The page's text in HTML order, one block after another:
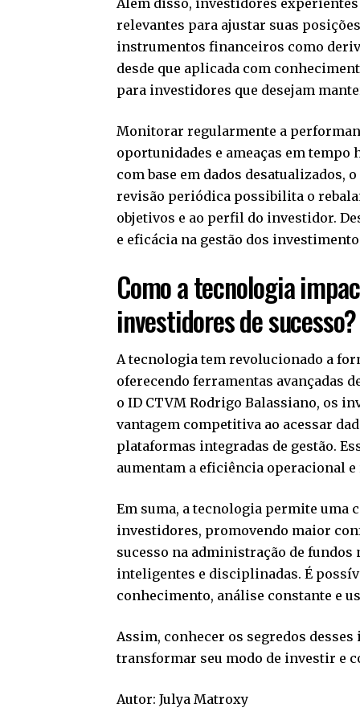
relevantes para ajustar suas
instrumentos financeiros como
desde que aplicada com
para investidores que desejam
Monitorar regularmente a
oportunidades e ameaças em tempo
com base em dados desatualizados,
revisão periódica possibilita o
objetivos e ao perfil do investidor.
e eficácia na gestão dos
Como a tecnologia
investidores de sucesso?
A tecnologia tem revolucionado a
oferecendo ferramentas avançadas
o ID CTVM Rodrigo Balassiano, os
vantagem competitiva ao acessar
plataformas integradas de gestão.
aumentam a eficiência operacional e
Em suma, a tecnologia permite uma
investidores, promovendo maior
sucesso na administração de fundos
inteligentes e disciplinadas. É
conhecimento, análise constante e
Assim, conhecer os segredos
transformar seu modo de investir e
Autor:Julya Matroxy